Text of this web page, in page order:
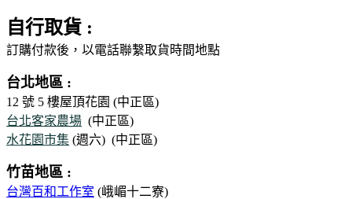
自行取貨 :
訂購付款後，以電話聯繫取貨時間地點
台北地區 :
12 號 5 樓屋頂花園 (中正區)
台北客家農場 (中正區)
水花園市集 (週六) (中正區)
竹苗地區 :
台灣百和工作室 (峨嵋十二寮)